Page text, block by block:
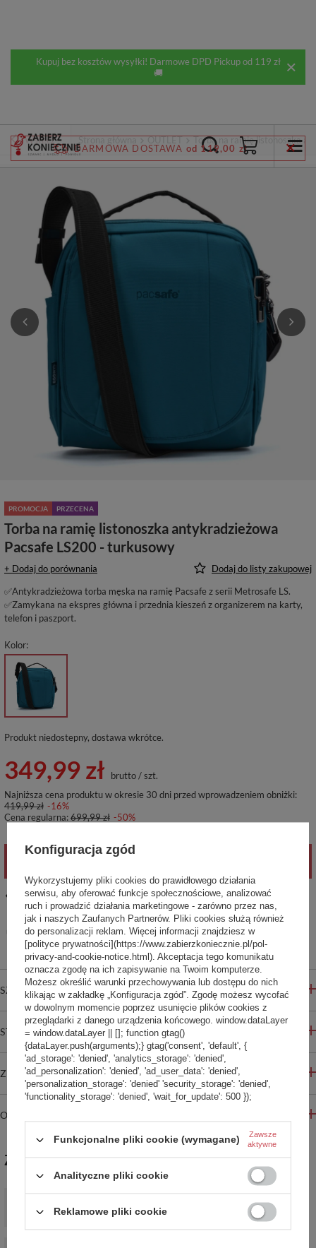
Kupuj bez kosztów wysyłki! Darmowe DPD Pickup od 119 zł
🚚
DARMOWA DOSTAWA od 119,00 zł
Wstecz Strona główna OUTLET Torba na ramię listonoszka
PROMOCJA PRZECENA
Torba na ramię listonoszka antykradzieżowa
Pacsafe LS200 - turkusowy
+ Dodaj do porównania
Dodaj do listy zakupowej
✅Antykradzieżowa torba męska na ramię Pacsafe z serii Metrosafe LS.
✅Zamykana na ekspres główna i przednia kieszeń z organizerem na karty,
telefon i paszport.
Kolor
Produkt niedostepny, dostawa wkrótce
349,99 zł brutto/szt.
Najniższa cena produktu w okresie 30 dni przed wprowadzeniem obniżki:
419,99 zł -16%
Cena regularna:699,99 zł -50%
14dni na łatwy zwrot
Ten produkt nie jest dostępny w sklepie stacjonarnym
Bezpieczne zakupy
SZCZEGÓŁOWE INFORMACJE
STREFA REKOMENDACJI
ZADAJ PYTANIE
OPINIE
ZABIERZ JESZCZE :)
219,99 zł / szt.
Konfiguracja zgód
Wykorzystujemy pliki cookies do prawidłowego działania
serwisu, aby oferować funkcje społecznościowe, analizować
ruch i prowadzić działania marketingowe - zarówno przez nas,
jak i naszych Zaufanych Partnerów. Pliki cookies służą również
do personalizacji reklam. Więcej informacji znajdziesz w
[polityce prywatności](https://www.zabierzkoniecznie.pl/pol-
privacy-and-cookie-notice.html). Akceptacja tego komunikatu
oznacza zgodę na ich zapisywanie na Twoim komputerze.
Możesz określić warunki przechowywania lub dostępu do nich
klikając w zakładkę „Konfiguracja zgód”. Zgodę możesz wycofać
w dowolnym momencie poprzez usunięcie plików cookies z
przeglądarki z danego urządzenia końcowego. window.dataLayer
= window.dataLayer || []; function gtag()
{dataLayer.push(arguments);} gtag('consent', 'default', {
'ad_storage': 'denied', 'analytics_storage': 'denied',
'ad_personalization': 'denied', 'ad_user_data': 'denied',
'personalization_storage': 'denied' 'security_storage': 'denied',
'functionality_storage': 'denied', 'wait_for_update': 500 });
Funkcjonalne pliki cookie (wymagane)
Zawsze
aktywne
Analityczne pliki cookie
Reklamowe pliki cookie